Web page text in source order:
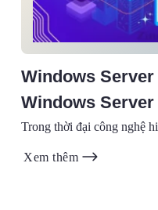
Windows Server
Windows Server
Trong thời đại công nghệ
Xem thêm